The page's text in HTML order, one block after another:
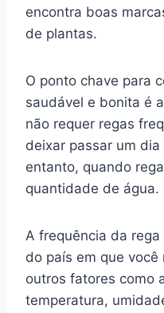
encontra boas
de plantas.
O ponto chave para
saudável e bonita é a
não requer regas
deixar passar um
entanto, quando
quantidade de água.
A frequência da
do país em que
outros fatores como
temperatura,